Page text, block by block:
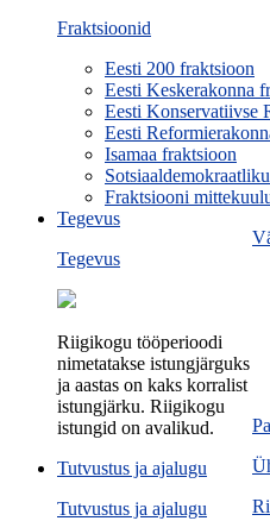
Fraktsioonid
Eesti 200 fraktsioon
Eesti Keskerakonna
Eesti Konservatiivse
Eesti
Isamaa fraktsioon
Fraktsiooni
Tegevus
Tegevus
Riigikogu tööperioodi
nimetatakse istungjärguks
ja aastas on kaks korralist
istungjärku. Riigikogu
istungid on avalikud.
Tutvustus ja ajalugu
Tutvustus ja ajalugu